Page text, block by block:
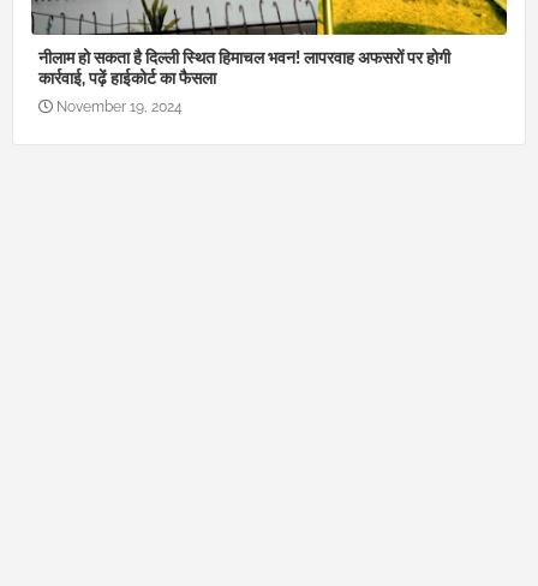
नीलाम हो सकता है दिल्ली स्थित हिमाचल भवन! लापरवाह अफसरों पर होगी
कार्रवाई, पढ़ें हाईकोर्ट का फैसला
November 19, 2024